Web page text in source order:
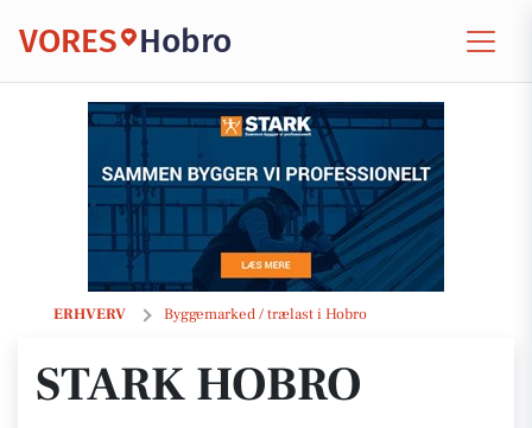
VORES Hobro
ERHVERV Byggemarked / trælast i Hobro
STARK Hobro
STARK HOBRO